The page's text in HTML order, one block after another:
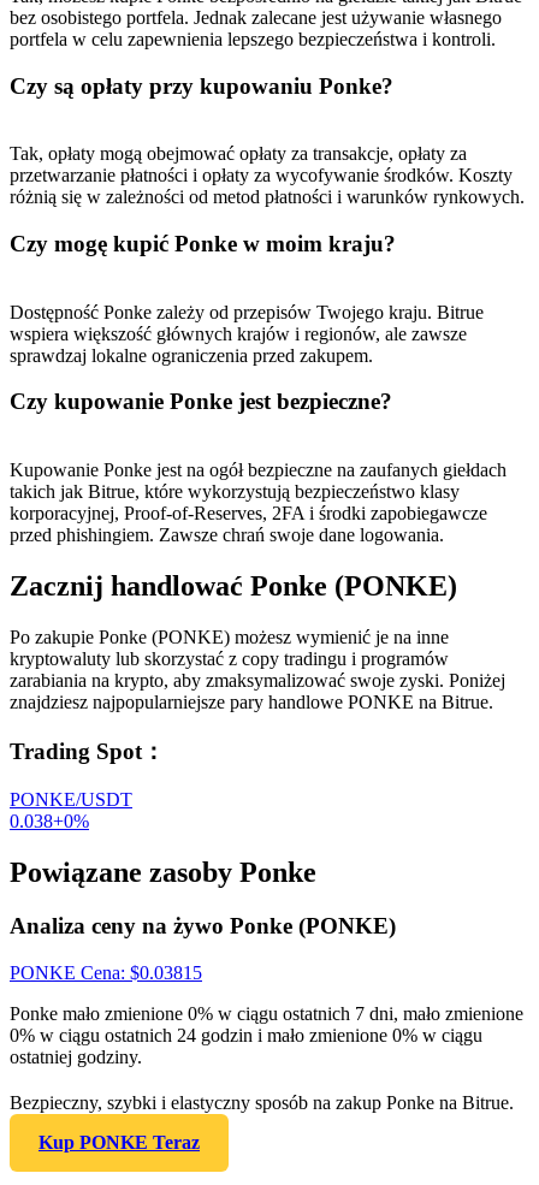
bez osobistego portfela. Jednak zalecane jest używanie własnego
portfela w celu zapewnienia lepszego bezpieczeństwa i kontroli.
Czy są opłaty przy kupowaniu Ponke?
Tak, opłaty mogą obejmować opłaty za transakcje, opłaty za
przetwarzanie płatności i opłaty za wycofywanie środków. Koszty
różnią się w zależności od metod płatności i warunków rynkowych.
Czy mogę kupić Ponke w moim kraju?
Dostępność Ponke zależy od przepisów Twojego kraju. Bitrue
wspiera większość głównych krajów i regionów, ale zawsze
sprawdzaj lokalne ograniczenia przed zakupem.
Czy kupowanie Ponke jest bezpieczne?
Kupowanie Ponke jest na ogół bezpieczne na zaufanych giełdach
takich jak Bitrue, które wykorzystują bezpieczeństwo klasy
korporacyjnej, Proof-of-Reserves, 2FA i środki zapobiegawcze
przed phishingiem. Zawsze chrań swoje dane logowania.
Zacznij handlować Ponke (PONKE)
Po zakupie Ponke (PONKE) możesz wymienić je na inne
kryptowaluty lub skorzystać z copy tradingu i programów
zarabiania na krypto, aby zmaksymalizować swoje zyski. Poniżej
znajdziesz najpopularniejsze pary handlowe PONKE na Bitrue.
Trading Spot ：
PONKE/USDT
0.038+0%
Powiązane zasoby Ponke
Analiza ceny na żywo Ponke (PONKE)
PONKE Cena: $0.03815
Ponke mało zmienione 0% w ciągu ostatnich 7 dni, mało zmienione
0% w ciągu ostatnich 24 godzin i mało zmienione 0% w ciągu
ostatniej godziny.
Bezpieczny, szybki i elastyczny sposób na zakup Ponke na Bitrue.
Kup PONKE Teraz